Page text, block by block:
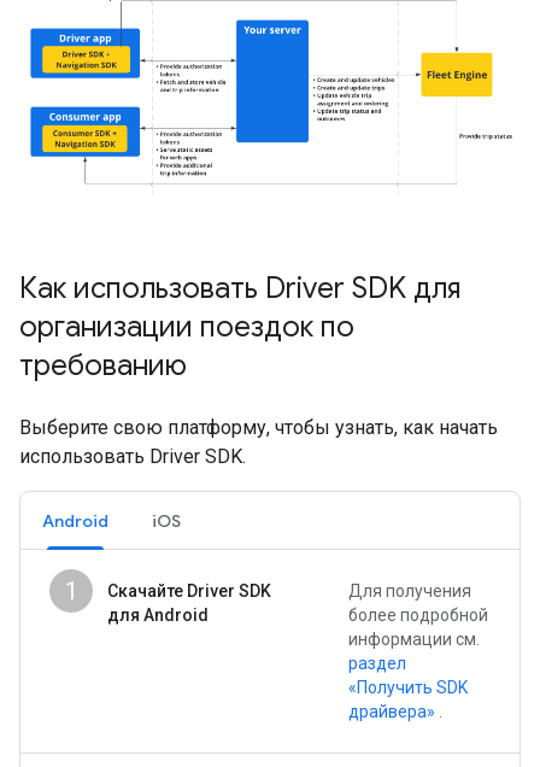
Как использовать Driver SDK для
организации поездок по
требованию
Выберите свою платформу, чтобы узнать, как начать
использовать Driver SDK.
Android iOS
1
Скачайте Driver SDK
для Android
Для получения
более подробной
информации см.
раздел
«Получить SDK
драйвера»